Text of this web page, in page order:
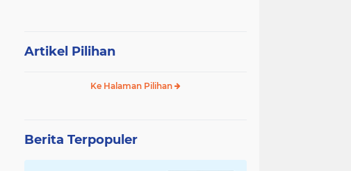
Artikel Pilihan
Ke Halaman Pilihan
Berita Terpopuler